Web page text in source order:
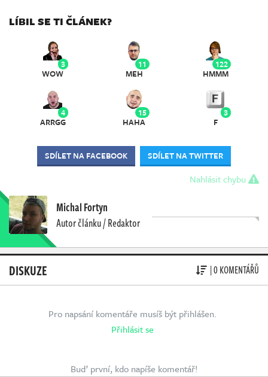
LÍBIL SE TI ČLÁNEK?
3
WOW
11
MEH
122
HMMM
4
ARRGG
15
HAHA
3
F
SDÍLET NA FACEBOOK SDÍLET NA TWITTER
Nahlásit chybu
Michal Fortyn
Autor článku / Redaktor
DISKUZE | 0 KOMENTÁŘŮ
Pro napsání komentáře musíš být přihlášen.
Přihlásit se
Buď první, kdo napíše komentář!